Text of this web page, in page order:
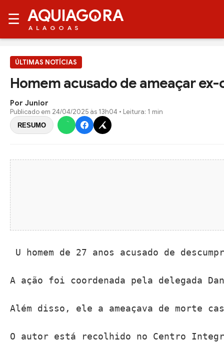
☰ AQUIAG RA
ALAGOAS
ÚLTIMAS NOTÍCIAS
Homem acusado de ameaçar
Por Junior
Publicado em 24/04/2025 às 13h04 • Leitura: 1 min
RESUMO
U homem de 27 anos acusado de
A ação foi coordenada pela delegada
Além disso, ele a ameaçava de morte
O autor está recolhido no Centro